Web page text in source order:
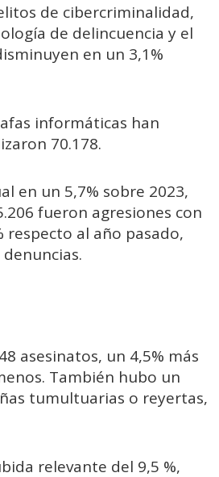
de cibercriminalidad,
de delincuencia y el
en un 3,1%
informáticas han
70.178.
en un 5,7% sobre 2023,
fueron agresiones con
al año pasado,
asesinatos, un 4,5% más
También hubo un
tumultuarias o reyertas,
relevante del 9,5 %,